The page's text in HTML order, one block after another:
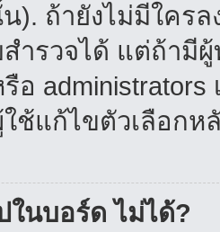
น). ถ้ายังไม่มีใค
ำรวจได้ แต่ถ้ามี
รือ
ช้แก้ไขตัวเลือกห
ในบอร์ด ไม่ได้?